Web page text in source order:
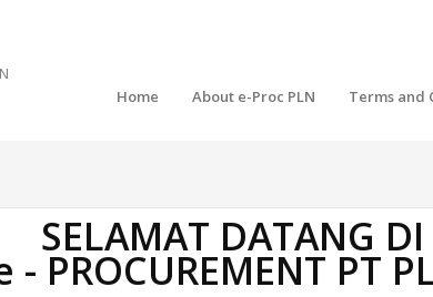
Home About e-Proc PLN Terms and
SELAMAT DATANG
- PROCUREMENT PT